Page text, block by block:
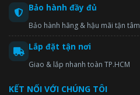
Bảo hành đầy đủ
Bảo hành hãng & hậu mãi tận tâm
Lắp đặt tận nơi
Giao & lắp nhanh toàn TP.HCM
KẾT NỐI VỚI CHÚNG TÔI